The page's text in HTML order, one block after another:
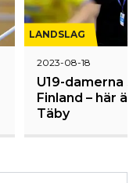
LANDSLAG
2023-08-18
U19-damerna
Finland – här
Täby